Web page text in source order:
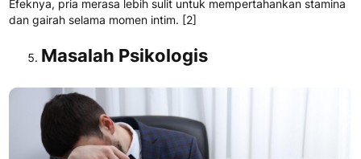
Efeknya, pria merasa lebih sulit untuk mempertahankan stamina
dan gairah selama momen intim. [2]
Masalah Psikologis